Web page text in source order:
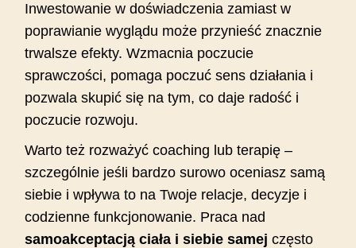
Inwestowanie w doświadczenia zamiast w
poprawianie wyglądu może przynieść znacznie
trwalsze efekty. Wzmacnia poczucie
sprawczości, pomaga poczuć sens działania i
pozwala skupić się na tym, co daje radość i
poczucie rozwoju.
Warto też rozważyć coaching lub terapię –
szczególnie jeśli bardzo surowo oceniasz samą
siebie i wpływa to na Twoje relacje, decyzje i
codzienne funkcjonowanie. Praca nad
samoakceptacją ciała i siebie samej często